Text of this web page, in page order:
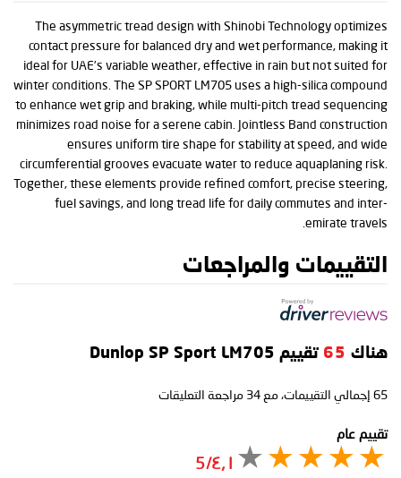
The asymmetric tread design with Shinobi Technology optimizes
contact pressure for balanced dry and wet performance, making it
ideal for UAE’s variable weather, effective in rain but not suited for
winter conditions. The SP SPORT LM705 uses a high-silica compound
to enhance wet grip and braking, while multi-pitch tread sequencing
minimizes road noise for a serene cabin. Jointless Band construction
ensures uniform tire shape for stability at speed, and wide
circumferential grooves evacuate water to reduce aquaplaning risk.
Together, these elements provide refined comfort, precise steering,
fuel savings, and long tread life for daily commutes and inter-
emirate travels.
التقييمات والمراجعات
هناك 65 تقييم Dunlop SP Sport LM705
65 إجمالي التقييمات، مع 34 مراجعة التعليقات
تقييم عام
٤٫١/5